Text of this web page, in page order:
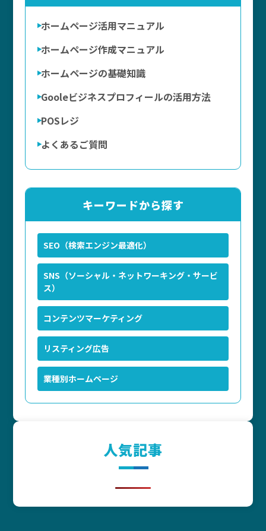
ホームページ活用マニュアル
ホームページ作成マニュアル
ホームページの基礎知識
Gooleビジネスプロフィールの活用方法
POSレジ
よくあるご質問
キーワードから探す
SEO（検索エンジン最適化）
SNS（ソーシャル・ネットワーキング・サービ
ス）
コンテンツマーケティング
リスティング広告
業種別ホームページ
人気記事